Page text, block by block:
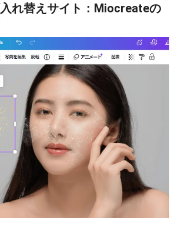
れ替えサイト：Miocreateの